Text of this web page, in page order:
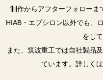
制作からアフターフォローま
HIAB・エプシロン以外でも、
をし
また、筑波重工では自社製品
ています。詳しく